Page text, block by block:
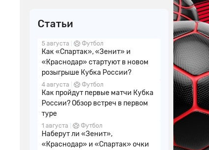
Статьи
5 августа Футбол
Как «Спартак», «Зенит» и
«Краснодар» стартуют в новом
розыгрыше Кубка России?
4 августа Футбол
Как пройдут первые матчи Кубка
России? Обзор встреч в первом
туре
1 августа Футбол
Наберут ли «Зенит»,
«Краснодар» и «Спартак» очки